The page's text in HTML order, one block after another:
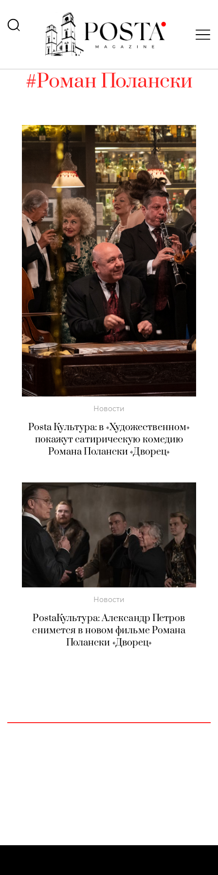
#Роман Полански
Новости
Posta Культура: в «Художественном»
покажут сатирическую комедию
Романа Полански «Дворец»
Новости
PostaКультура: Александр Петров
снимется в новом фильме Романа
Полански «Дворец»